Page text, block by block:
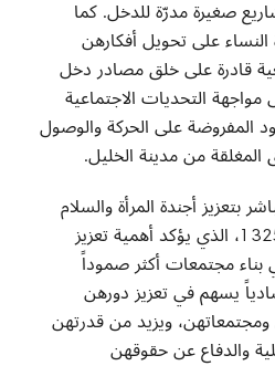
صغيرة مدرّة للدخل.كما
على تحويل أفكارهن
قادرة على خلق مصادر دخل
التحديات الاجتماعية
المفروضة على الحركة والوصول
من مدينة الخليل.
بتعزيز أجندة المرأة والسلام
والأمن وقرار مجلس الأمن 1325، الذي يؤكد أهمية تعزيز
بناء مجتمعات أكثر صموداً
يسهم في تعزيز دورهن
ويزيد من قدرتهن
والدفاع عن حقوقهن